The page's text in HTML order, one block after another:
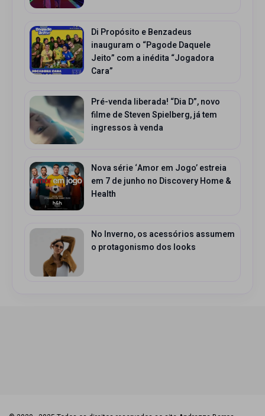
Di Propósito e Benzadeus
inauguram o “Pagode Daquele
Jeito” com a inédita “Jogadora
Cara”
Pré-venda liberada! “Dia D”, novo
filme de Steven Spielberg, já tem
ingressos à venda
Nova série ‘Amor em Jogo’ estreia
em 7 de junho no Discovery Home &
Health
No Inverno, os acessórios assumem
o protagonismo dos looks